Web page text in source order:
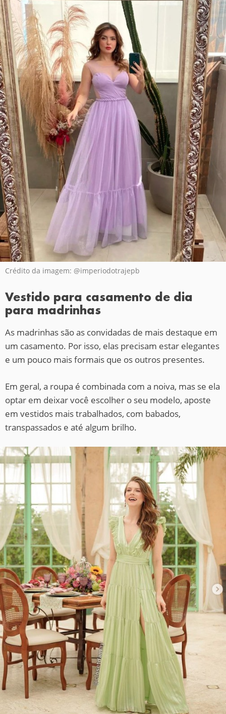
Crédito da imagem: @imperiodotrajepb
Vestido para casamento de dia
para madrinhas
As madrinhas são as convidadas de mais destaque em
um casamento. Por isso, elas precisam estar elegantes
e um pouco mais formais que os outros presentes.
Em geral, a roupa é combinada com a noiva, mas se ela
optar em deixar você escolher o seu modelo, aposte
em vestidos mais trabalhados, com babados,
transpassados e até algum brilho.